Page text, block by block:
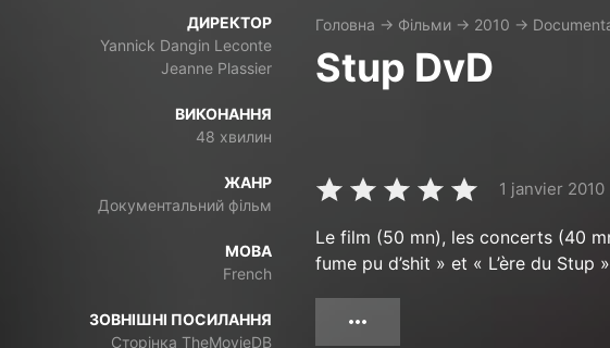
ДИРЕКТОР
Yannick Dangin Leconte
Jeanne Plassier
ВИКОНАННЯ
48 хвилин
ЖАНР
Документальний фільм
МОВА
French
ЗОВНІШНІ ПОСИЛАННЯ
Сторінка TheMovieDB
Головна → Фільми → 2010 →
Stup DvD
1 janvier 2010
Le film (50 mn), les concerts (40
fume pu d’shit » et « L’ère du Stup